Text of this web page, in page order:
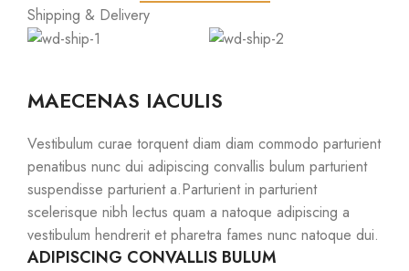
Shipping & Delivery
MAECENAS IACULIS
Vestibulum curae torquent diam diam commodo parturient
penatibus nunc dui adipiscing convallis bulum parturient
suspendisse parturient a.Parturient in parturient
scelerisque nibh lectus quam a natoque adipiscing a
vestibulum hendrerit et pharetra fames nunc natoque dui.
ADIPISCING CONVALLIS BULUM